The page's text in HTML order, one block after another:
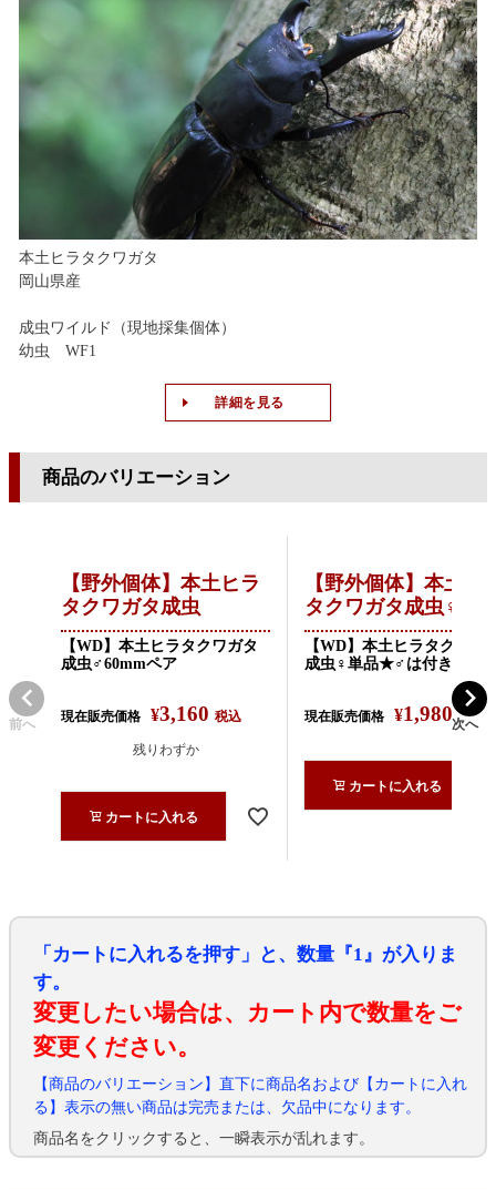
本土ヒラタクワガタ
岡山県産
成虫ワイルド（現地採集個体）
幼虫 WF1
詳細を見る
商品のバリエーション
前へ
【野外個体】本土ヒラ
タクワガタ成虫
【WD】本土ヒラタクワガタ
成虫♂60mmペア
現在販売価格 ¥3,160 税込
残りわずか
カートに入れる
【野外個体】本土ヒ
タクワガタ成虫♀単
【WD】本土ヒラタクワガ
成虫♀単品★♂は付きませ
現在販売価格 ¥1,980 税込
カートに入れる
次へ
「カートに入れるを押す」と、数量『1』が入りま
す。
変更したい場合は、カート内で数量をご
変更ください。
【商品のバリエーション】直下に商品名および【カートに入れ
る】表示の無い商品は完売または、欠品中になります。
商品名をクリックすると、一瞬表示が乱れます。